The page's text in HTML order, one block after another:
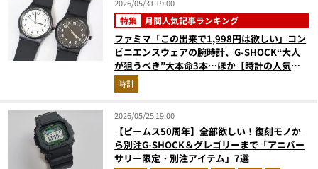
2026/05/31 19:00
特集 月間人気記事ランキング
ファミマ「この出来で1,998円は欲しい」コン
ビニエンスウェアの腕時計、G-SHOCK“大人
が狙うべき”大本命3本…ほか【時計の人気記
事ランキングベスト3】（2026年4月版）
時計
2026/05/25 19:00
【ビームス50周年】全部欲しい！復刻モノか
ら別注G-SHOCK＆グレゴリーまで「アニバー
サリー限定・別注アイテム」7選